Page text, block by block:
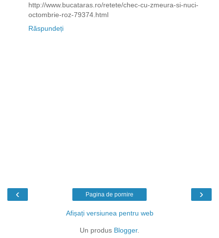
http://www.bucataras.ro/retete/chec-cu-zmeura-si-nuci-
octombrie-roz-79374.html
Răspundeți
‹ ›
Pagina de pornire
Afișați versiunea pentru web
Un produs Blogger.